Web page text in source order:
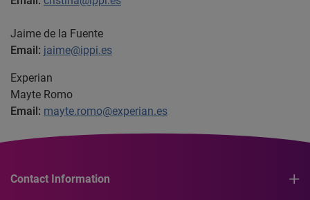
Jaime de la Fuente
Email: jaime@ippi.es
Experian
Mayte Romo
Email: mayte.romo@experian.es
Contact Information